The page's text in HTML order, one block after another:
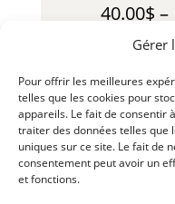
Gérer
Pour offrir les meilleures
telles que les cookies pour
appareils. Le fait de consentir
traiter des données telles que
uniques sur ce site. Le fait de
consentement peut avoir un
et fonctions.
40.00$
85.00$